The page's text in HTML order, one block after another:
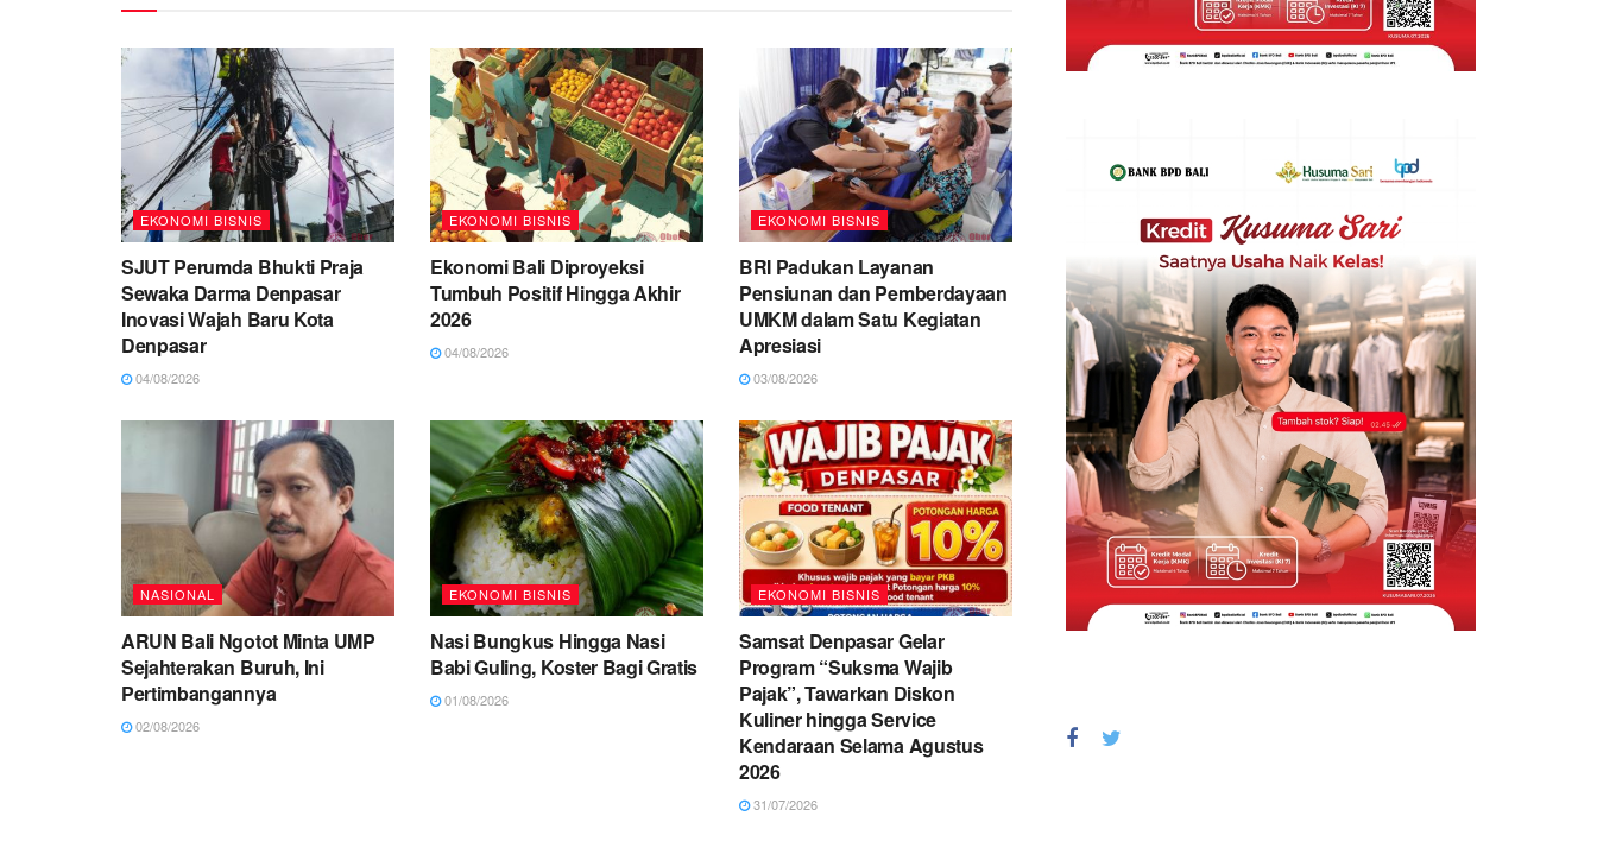
EKONOMI BISNIS
SJUT Perumda Bhukti Praja
Sewaka Darma Denpasar
Inovasi Wajah Baru Kota
Denpasar
04/08/2026
EKONOMI BISNIS
Ekonomi Bali Diproyeksi
Tumbuh Positif Hingga Akhir
2026
04/08/2026
EKONOMI BISNIS
BRI Padukan Layanan
Pensiunan dan Pemberdayaan
UMKM dalam Satu Kegiatan
Apresiasi
03/08/2026
NASIONAL
ARUN Bali Ngotot Minta UMP
Sejahterakan Buruh, Ini
Pertimbangannya
02/08/2026
EKONOMI BISNIS
Nasi Bungkus Hingga Nasi
Babi Guling, Koster Bagi Gratis
01/08/2026
EKONOMI BISNIS
Samsat Denpasar Gelar
Program “Suksma Wajib
Pajak”, Tawarkan Diskon
Kuliner hingga Service
Kendaraan Selama Agustus
2026
31/07/2026